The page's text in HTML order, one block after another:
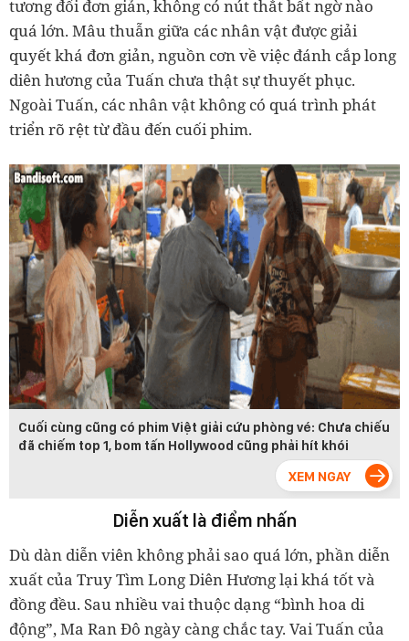
tương đối đơn giản, không có nút thắt bất ngờ nào
quá lớn. Mâu thuẫn giữa các nhân vật được giải
quyết khá đơn giản, nguồn cơn về việc đánh cắp long
diên hương của Tuấn chưa thật sự thuyết phục.
Ngoài Tuấn, các nhân vật không có quá trình phát
triển rõ rệt từ đầu đến cuối phim.
Cuối cùng cũng có phim Việt giải cứu phòng vé: Chưa chiếu
đã chiếm top 1, bom tấn Hollywood cũng phải hít khói
Diễn xuất là điểm nhấn
Dù dàn diễn viên không phải sao quá lớn, phần diễn
xuất của Truy Tìm Long Diên Hương lại khá tốt và
đồng đều. Sau nhiều vai thuộc dạng “bình hoa di
động”, Ma Ran Đô ngày càng chắc tay. Vai Tuấn của